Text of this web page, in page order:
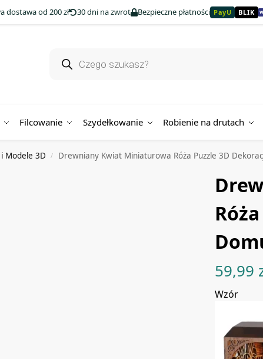
dostawa od 200 zł 30 dni na zwrot Bezpieczne płatności PayU BLIK
Filcowanie Szydełkowanie Robienie na drutach
Modele 3D / Drewniany Kwiat Miniaturowa Róża Puzzle 3D
59,99
Wzór